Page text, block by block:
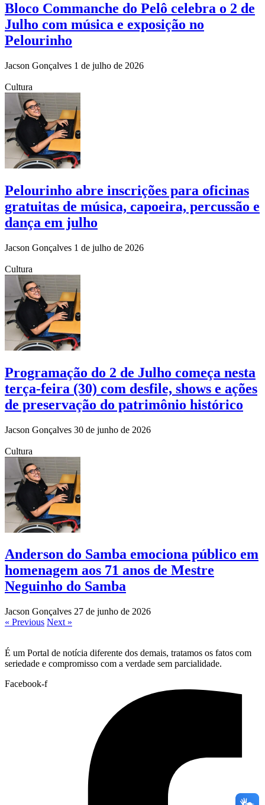
Bloco Commanche do Pelô celebra o 2 de
Julho com música e exposição no
Pelourinho
Jacson Gonçalves 1 de julho de 2026
Cultura
Pelourinho abre inscrições para oficinas
gratuitas de música, capoeira, percussão e
dança em julho
Jacson Gonçalves 1 de julho de 2026
Cultura
Programação do 2 de Julho começa nesta
terça-feira (30) com desfile, shows e ações
de preservação do patrimônio histórico
Jacson Gonçalves 30 de junho de 2026
Cultura
Anderson do Samba emociona público em
homenagem aos 71 anos de Mestre
Neguinho do Samba
Jacson Gonçalves 27 de junho de 2026
« Previous Next »
É um Portal de notícia diferente dos demais, tratamos os fatos com
seriedade e compromisso com a verdade sem parcialidade.
Facebook-f